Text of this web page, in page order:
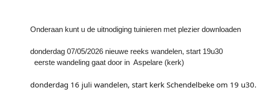
Onderaan kunt u de uitnodiging tuinieren met plezier downloaden
donderdag 07/05/2026 nieuwe reeks wandelen, start 19u30
eerste wandeling gaat door in Aspelare (kerk)
donderdag 16 juli wandelen, start kerk Schendelbeke om 19 u30.